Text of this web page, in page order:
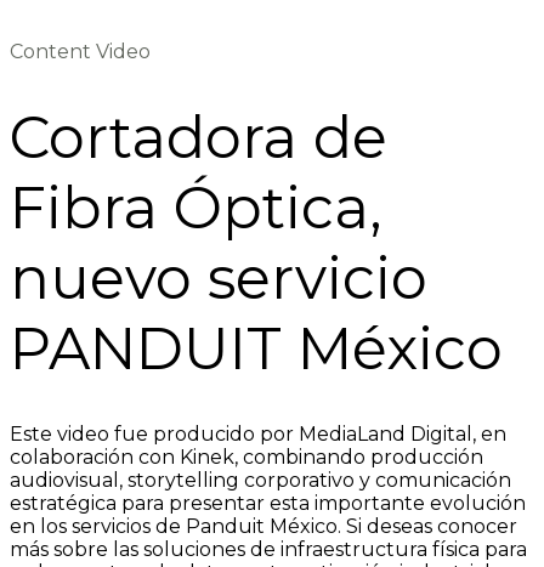
Content Video
Cortadora de
Fibra Óptica,
nuevo servicio
PANDUIT México
Este video fue producido por MediaLand Digital, en
colaboración con Kinek, combinando producción
audiovisual, storytelling corporativo y comunicación
estratégica para presentar esta importante evolución
en los servicios de Panduit México. Si deseas conocer
más sobre las soluciones de infraestructura física para